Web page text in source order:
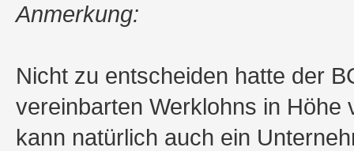
Anmerkung:
Nicht zu entscheiden hatte der
vereinbarten Werklohns in Höhe
kann natürlich auch ein